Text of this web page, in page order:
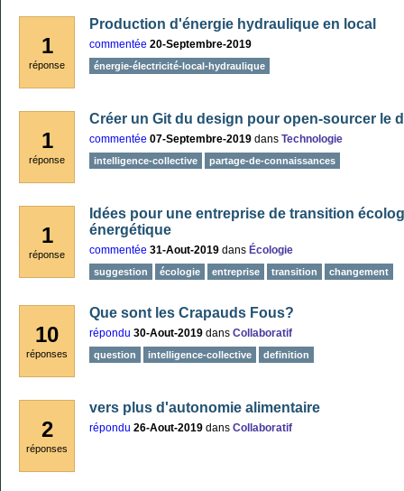
1
réponse
Production d'énergie hydraulique en local
commentée 20-Septembre-2019
énergie-électricité-local-hydraulique
1
réponse
Créer un Git du design pour open-sourcer le
commentée 07-Septembre-2019 dans Technologie
intelligence-collective partage-de-connaissances
1
réponse
Idées pour une entreprise de transition
énergétique
commentée 31-Aout-2019 dans Écologie
suggestion écologie entreprise transition changement
10
réponses
Que sont les Crapauds Fous?
répondu 30-Aout-2019 dans Collaboratif
question intelligence-collective definition
2
réponses
vers plus d'autonomie alimentaire
répondu 26-Aout-2019 dans Collaboratif